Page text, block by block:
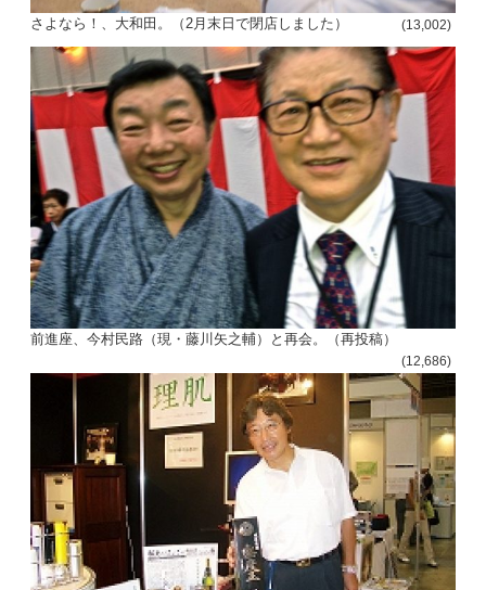
さよなら！、大和田。（2月末日で閉店しました） (13,002)
前進座、今村民路（現・藤川矢之輔）と再会。（再投稿）
(12,686)